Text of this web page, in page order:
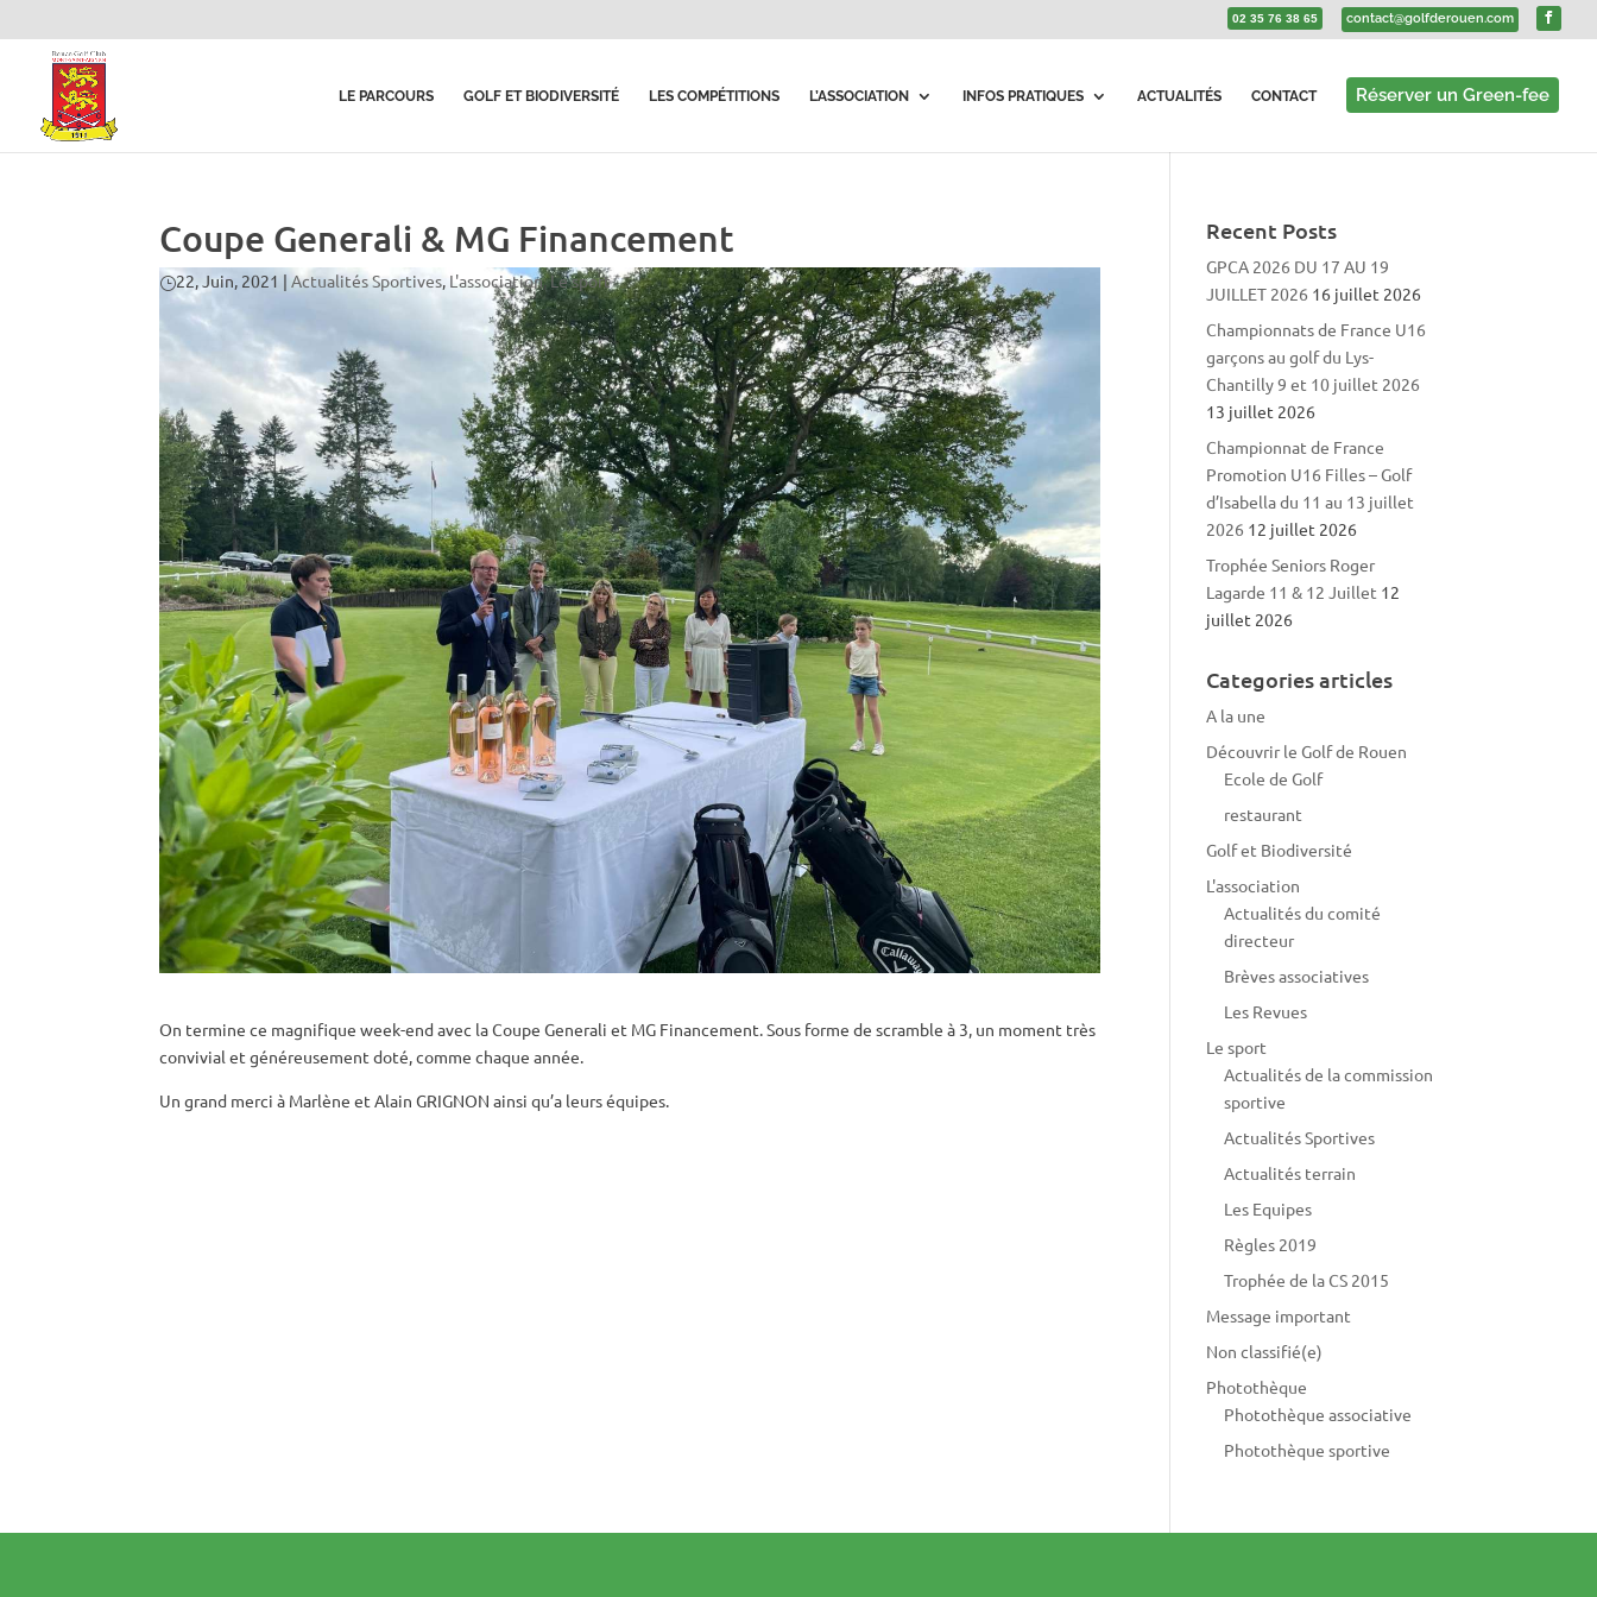
02 35 76 38 65 contact@golfderouen.com
LE PARCOURS GOLF ET BIODIVERSITÉ LES COMPÉTITIONS L’ASSOCIATION INFOS PRATIQUES ACTUALITÉS CONTACT Réserver un Green-fee
Coupe Generali & MG Financement
22, Juin, 2021 |Actualités Sportives, L'association,Le sport
On termine ce magnifique week-end avec la Coupe Generali et MG Financement. Sous forme de scramble à 3, un moment très
convivial et généreusement doté, comme chaque année.
Un grand merci à Marlène et Alain GRIGNON ainsi qu’a leurs équipes.
Recent Posts
GPCA 2026 DU 17 AU 19
JUILLET 2026 16 juillet 2026
Championnats de France U16
garçons au golf du Lys-
Chantilly 9 et 10 juillet 2026
13 juillet 2026
Championnat de France
Promotion U16 Filles – Golf
d’Isabella du 11 au 13 juillet
2026 12 juillet 2026
Trophée Seniors Roger
Lagarde 11 & 12 Juillet 12
juillet 2026
Categories articles
A la une
Découvrir le Golf de Rouen
Ecole de Golf
restaurant
Golf et Biodiversité
L'association
Actualités du comité
directeur
Brèves associatives
Les Revues
Le sport
Actualités de la commission
sportive
Actualités Sportives
Actualités terrain
Les Equipes
Règles 2019
Trophée de la CS 2015
Message important
Non classifié(e)
Photothèque
Photothèque associative
Photothèque sportive